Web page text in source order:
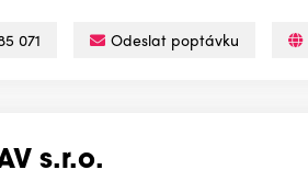
071 Odeslat poptávku
s.r.o.